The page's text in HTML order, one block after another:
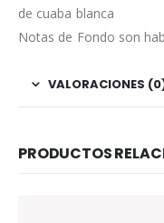
de cuaba blanca
Notas de Fondo son
VALORACIONES
PRODUCTOS